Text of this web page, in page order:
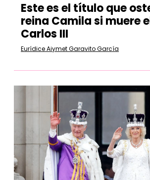
Este es el título que
reina Camila si muere
Carlos III
Eurídice Aiymet Garavito García